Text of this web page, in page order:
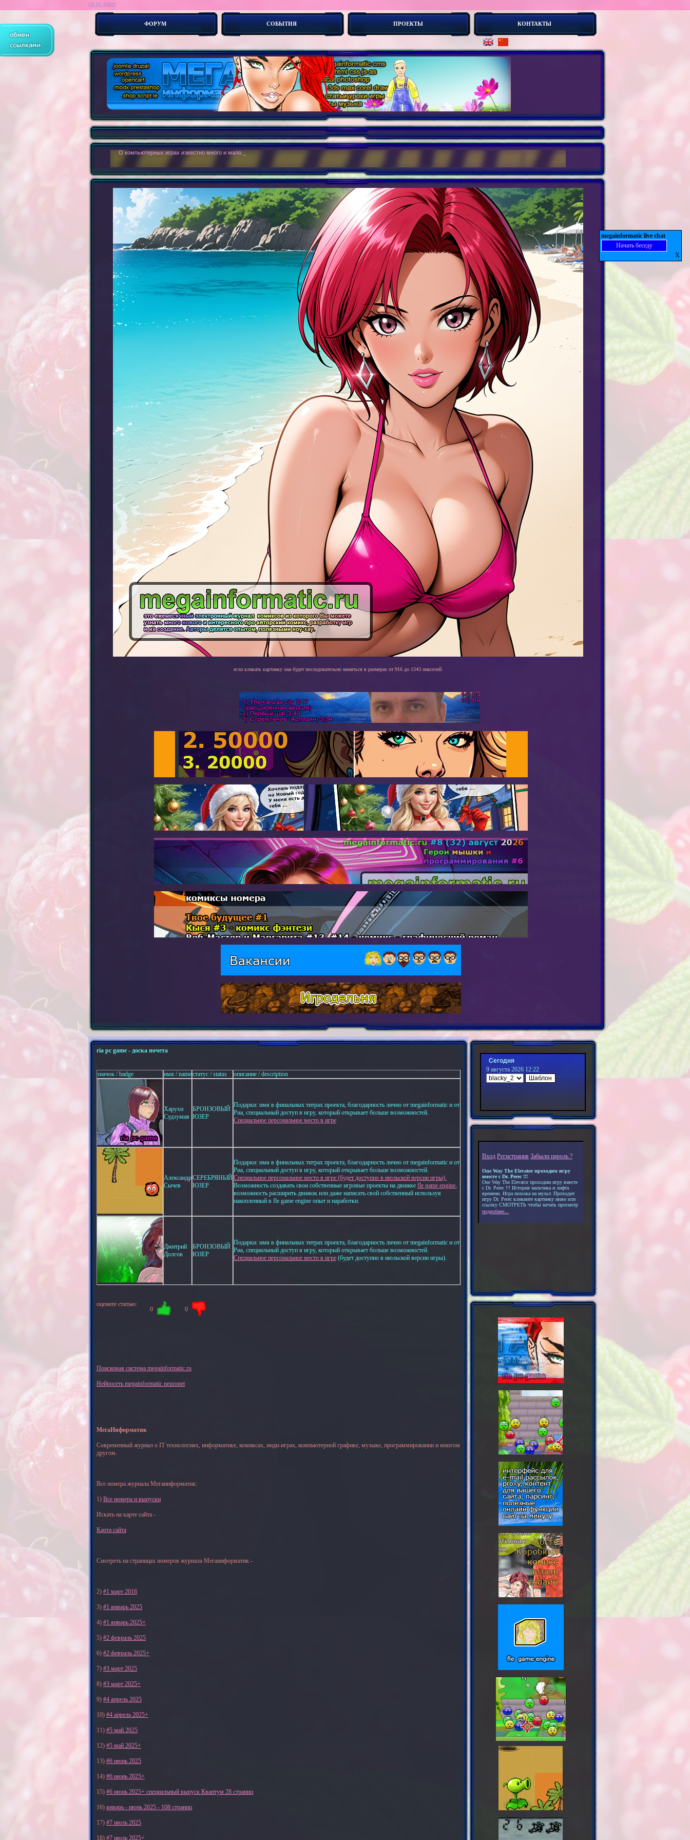
ФОРУМ СОБЫТИЯ ПРОЕКТЫ КОНТАКТЫ
ria pc game
> : О компьютерных играх известно много и мало. Играть любят все, а вот как создать игру ?
если кликать картинку она будет последовательно меняться в размерах от 916 до 1343 пикселей.
ria pc game - доска почета
значок / badge имя / nameстатус / status описание / description
Харухи
Судзумия
БРОНЗОВЫЙ
ЮЗЕР
Подарки: имя в финальных титрах проекта, благодарность лично от megainformatic и от
Риа, специальный доступ в игру, который открывает больше возможностей.
Специальное персональное место в игре
Александр
Сычев
СЕРЕБРЯНЫЙ
ЮЗЕР
Подарки: имя в финальных титрах проекта, благодарность лично от megainformatic и от
Риа, специальный доступ в игру, который открывает больше возможностей.
Специальное персональное место в игре (будет доступно в июльской версии игры).
Возможность создавать свои собственные игровые проекты на движке fle game engine,
возможность расширить движок или даже написать свой собственный используя
накопленный в fle game engine опыт и наработки.
Дмитрий
Долгов
БРОНЗОВЫЙ
ЮЗЕР
Подарки: имя в финальных титрах проекта, благодарность лично от megainformatic и от
Риа, специальный доступ в игру, который открывает больше возможностей.
Специальное персональное место в игре (будет доступно в июльской версии игры).
оцените статью:
0 0
Поисковая система megainformatic.ru
Нейросеть megainformatic neuronet
МегаИнформатик
Современный журнал о IT технологиях, информатике, комиксах, инди-играх, компьютерной графике, музыке, программировании и многом
другом.
Все номера журнала Мегаинформатик:
1) Все номера и выпуски
Искать на карте сайта -
Карта сайта
Смотреть на страницах номеров журнала Мегаинформатик -
2) #1 март 2016
3) #1 январь 2025
4) #1 январь 2025+
5) #2 февраль 2025
6) #2 февраль 2025+
7) #3 март 2025
8) #3 март 2025+
9) #4 апрель 2025
10) #4 апрель 2025+
11) #5 май 2025
12) #5 май 2025+
13) #6 июнь 2025
14) #6 июнь 2025+
15) #6 июнь 2025+ специальный выпуск Квантум 28 страниц
16) январь - июнь 2025 - 108 страниц
17) #7 июль 2025
18) #7 июль 2025+
Сегодня
9 августа 2026 12:22
Вход Регистрация Забыли пароль ?
One Way The Elevator проходим игру
вместе с Dr. Perec !!!
One Way The Elevator проходим игру вместе
с Dr. Perec !!! История мальчика и лифта
времени. Игра похожа на мульт. Проходит
игру Dr. Perec кликните картинку ниже или
ссылку СМОТРЕТЬ чтобы начать просмотр
подробнее...
megainformatic live chat
Начать беседу
X